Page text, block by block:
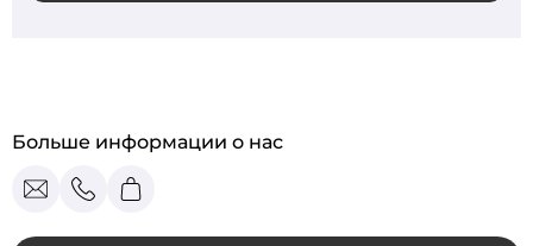
Больше информации о нас